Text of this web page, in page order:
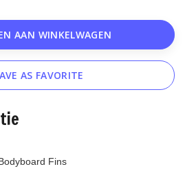
AAN WINKELWAGEN
AS FAVORITE
Fins